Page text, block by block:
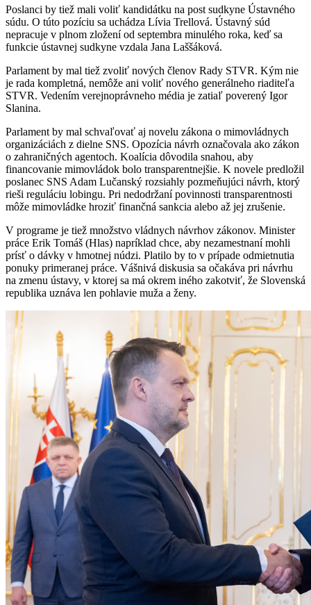
Poslanci by tiež mali voliť kandidátku na post sudkyne Ústavného
súdu. O túto pozíciu sa uchádza Lívia Trellová. Ústavný súd
nepracuje v plnom zložení od septembra minulého roka, keď sa
funkcie ústavnej sudkyne vzdala Jana Laššáková.
Parlament by mal tiež zvoliť nových členov Rady STVR. Kým nie
je rada kompletná, nemôže ani voliť nového generálneho riaditeľa
STVR. Vedením verejnoprávneho média je zatiaľ poverený Igor
Slanina.
Parlament by mal schvaľovať aj novelu zákona o mimovládnych
organizáciách z dielne SNS. Opozícia návrh označovala ako zákon
o zahraničných agentoch. Koalícia dôvodila snahou, aby
financovanie mimovládok bolo transparentnejšie. K novele predložil
poslanec SNS Adam Lučanský rozsiahly pozmeňujúci návrh, ktorý
rieši reguláciu lobingu. Pri nedodržaní povinnosti transparentnosti
môže mimovládke hroziť finančná sankcia alebo až jej zrušenie.
V programe je tiež množstvo vládnych návrhov zákonov. Minister
práce Erik Tomáš (Hlas) napríklad chce, aby nezamestnaní mohli
prísť o dávky v hmotnej núdzi. Platilo by to v prípade odmietnutia
ponuky primeranej práce. Vášnivá diskusia sa očakáva pri návrhu
na zmenu ústavy, v ktorej sa má okrem iného zakotviť, že Slovenská
republika uznáva len pohlavie muža a ženy.